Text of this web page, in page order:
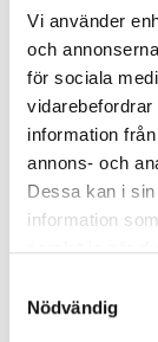
Vi använder
och
för sociala
vidarebefordrar
information
annons- och
Dessa kan i
information
samlat in när
Nödvändig
Ett
av
minska
och att
energi
Arbeta
elektrisk
tekniska